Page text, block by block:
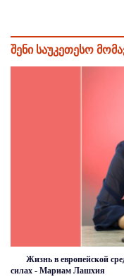
შენი საუკეთესო
Жизнь в европейской
силах - Мариам Лашхия